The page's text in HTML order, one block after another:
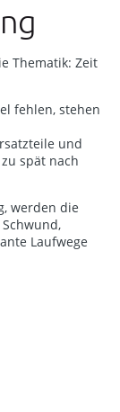
Thematik: Zeit
fehlen, stehen
und
spät nach
werden die
Laufwege